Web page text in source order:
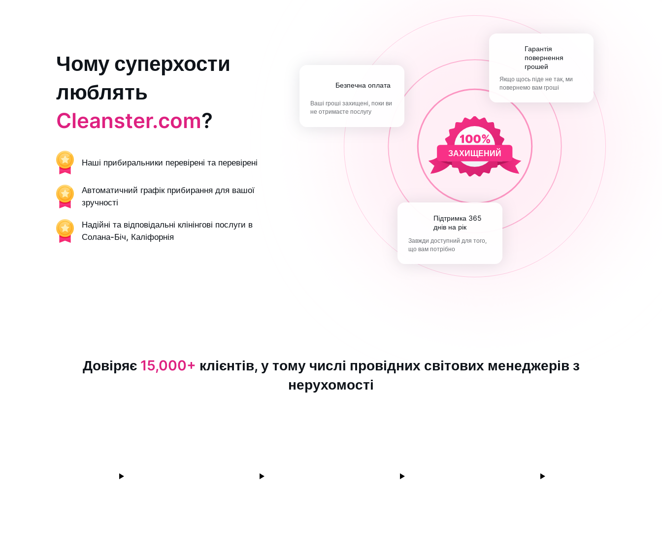
Чому суперхости
люблять
Cleanster.com?
Наші прибиральники перевірені та перевірені
Автоматичний графік прибирання для вашої
зручності
Надійні та відповідальні клінінгові послуги в
Солана-Біч, Каліфорнія
ЗАХИЩЕНИЙ
Безпечна оплата
Ваші гроші захищені, поки ви
не отримаєте послугу
Гарантія
повернення
грошей
Якщо щось піде не так, ми
повернемо вам гроші
Підтримка 365
днів на рік
Завжди доступний для того,
що вам потрібно
Довіряє 15,000+ клієнтів, у тому числі провідних світових менеджерів з
нерухомості